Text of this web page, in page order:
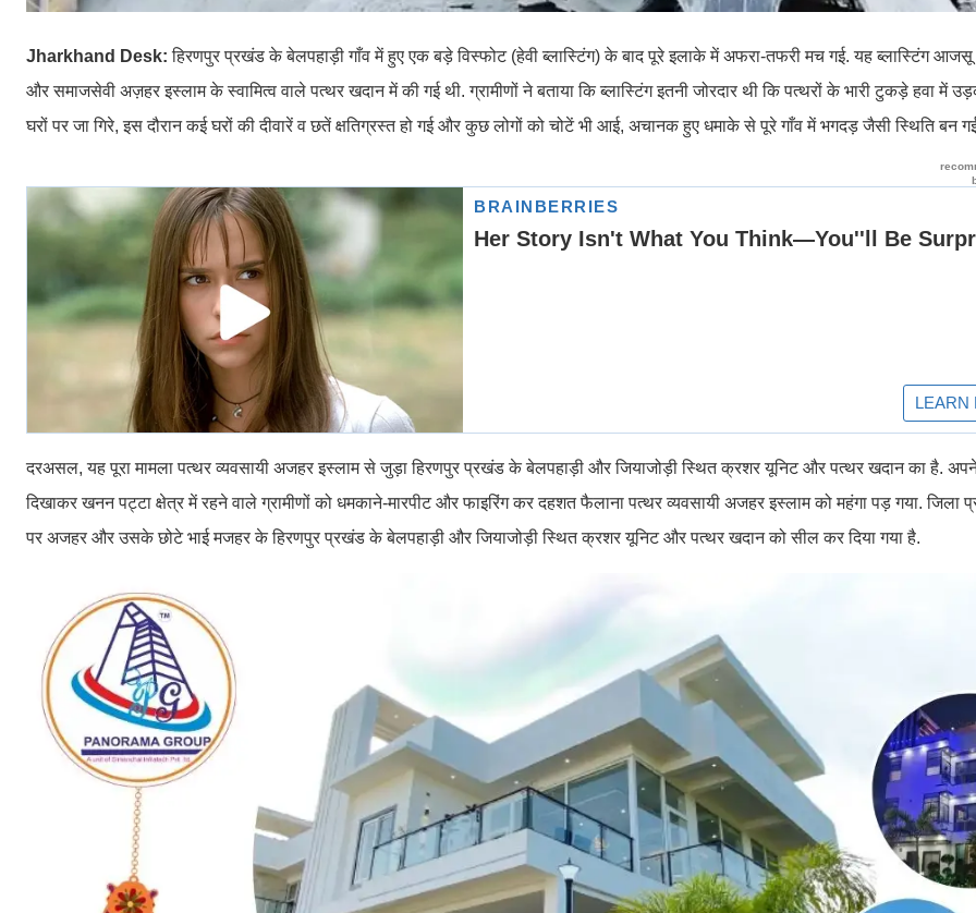
Jharkhand Desk:हिरणपुर प्रखंड के बेलपहाड़ी गाँव में हुए एक बड़े विस्फोट (हेवी ब्लास्टिंग) के बाद पूरे इलाके में अफरा-तफरी मच गई. यह ब्लास्टिंग आजसू
और समाजसेवी अज़हर इस्लाम के स्वामित्व वाले पत्थर खदान में की गई थी. ग्रामीणों ने बताया कि ब्लास्टिंग इतनी जोरदार थी कि पत्थरों के भारी टुकड़े हवा में
घरों पर जा गिरे, इस दौरान कई घरों की दीवारें व छतें क्षतिग्रस्त हो गई और कुछ लोगों को चोटें भी आई, अचानक हुए धमाके से पूरे गाँव में भगदड़ जैसी स्थिति बन
दरअसल, यह पूरा मामला पत्थर व्यवसायी अजहर इस्लाम से जुड़ा हिरणपुर प्रखंड के बेलपहाड़ी और जियाजोड़ी स्थित क्रशर यूनिट और पत्थर खदान का है.
दिखाकर खनन पट्टा क्षेत्र में रहने वाले ग्रामीणों को धमकाने-मारपीट और फाइरिंग कर दहशत फैलाना पत्थर व्यवसायी अजहर इस्लाम को महंगा पड़ गया. जिला
पर अजहर और उसके छोटे भाई मजहर के हिरणपुर प्रखंड के बेलपहाड़ी और जियाजोड़ी स्थित क्रशर यूनिट और पत्थर खदान को सील कर दिया गया है.